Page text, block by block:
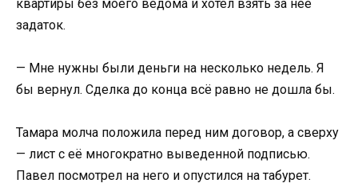
квартиры без моего ведома и хотел взять за неё
задаток.
— Мне нужны были деньги на несколько недель. Я
бы вернул. Сделка до конца всё равно не дошла бы.
Тамара молча положила перед ним договор, а сверху
— лист с её многократно выведенной подписью.
Павел посмотрел на него и опустился на табурет.